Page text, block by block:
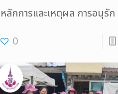
หลักการและเหตุผล การอนุรัก
0